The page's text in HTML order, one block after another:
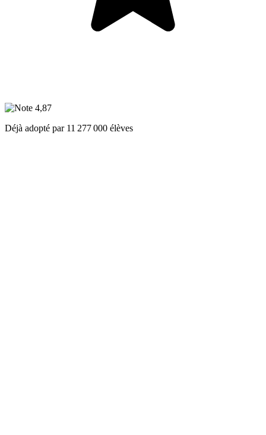
Déjà adopté par 11 277 000 élèves